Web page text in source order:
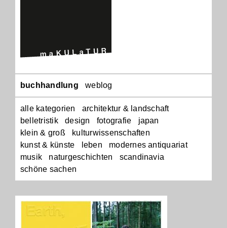
Navigation
buchhandlung weblog
alle kategorien
architektur & landschaft
belletristik
design fotografie
japan
klein & groß
kulturwissenschaften
kunst & künste
leben
modernes antiquariat
musik
naturgeschichten
scandinavia
schöne sachen